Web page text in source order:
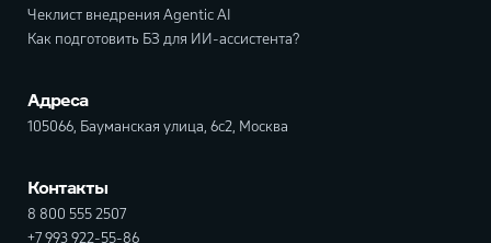
Чеклист внедрения Agentic AI
Как подготовить БЗ для ИИ-ассистента?
Адреса
105066, Бауманская улица, 6с2, Москва
Контакты
8 800 555 2507
+7 993 922-55-86